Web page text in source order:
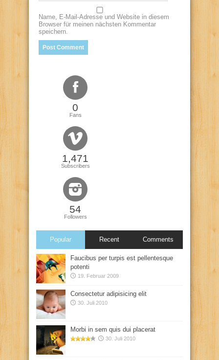
Name, E-Mail-Adresse und Website in diesem
Browser für meinen nächsten Kommentar
speichern.
0
Fans
1,471
Subscribers
54
Followers
Popular Recent Comments
Faucibus per turpis est pellentesque
potenti
19. Februar 2009
Consectetur adipisicing elit
30. Juli 2010
Morbi in sem quis dui placerat
30. Juli 2010